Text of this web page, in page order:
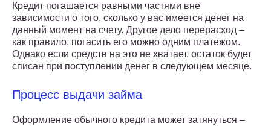
Кредит погашается равными частями вне
зависимости о того, сколько у вас имеется денег на
данный момент на счету. Другое дело перерасход –
как правило, погасить его можно одним платежом.
Однако если средств на это не хватает, остаток будет
списан при поступлении денег в следующем месяце.
Процесс выдачи займа
Оформление обычного кредита может затянуться –